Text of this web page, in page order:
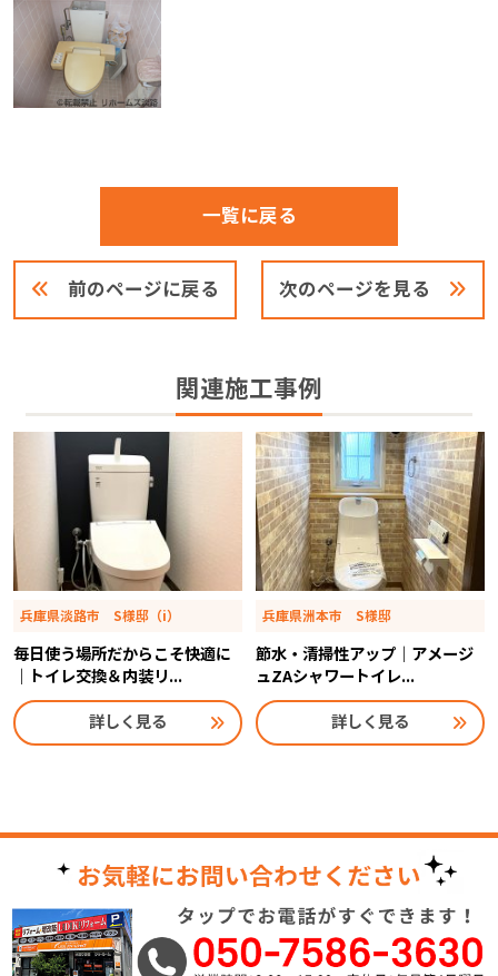
前のページに戻る
一覧に戻る
次のページを見る
関連施工事例
兵庫県淡路市 S様邸（i）
毎日使う場所だからこそ快適に
｜トイレ交換＆内装リ...
詳しく見る
兵庫県洲本市 S様邸
節水・清掃性アップ｜アメージ
ュZAシャワートイレ...
詳しく見る